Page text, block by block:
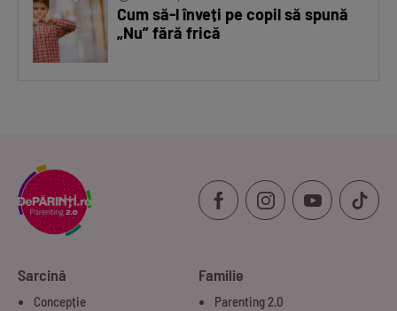
Cum să-l înveți pe copil să spună
„Nu” fără frică
Sarcină
Concepție
Familie
Parenting 2.0